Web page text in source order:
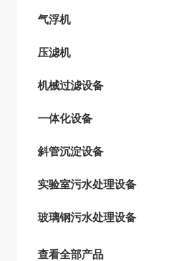
气浮机
压滤机
机械过滤设备
一体化设备
斜管沉淀设备
实验室污水处理设备
玻璃钢污水处理设备
查看全部产品